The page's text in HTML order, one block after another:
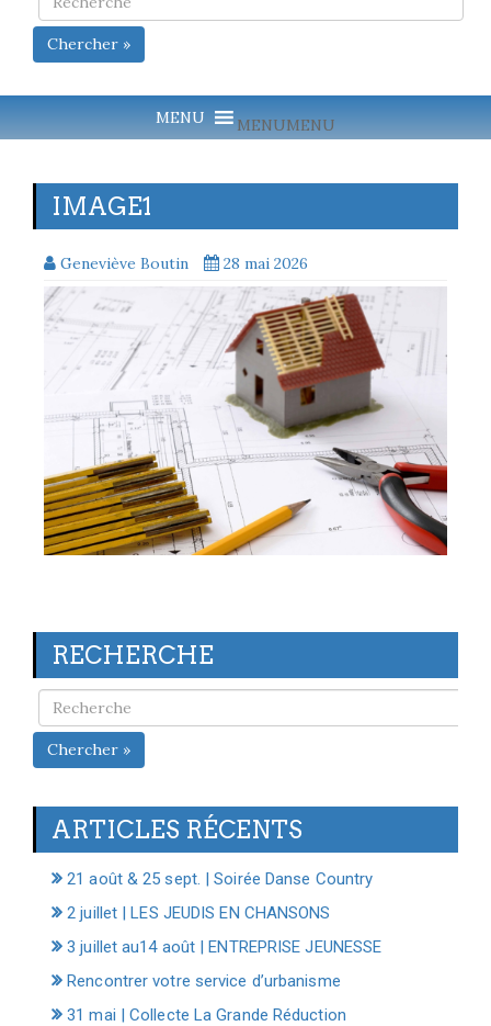
Chercher »
MENUMENU
IMAGE1
Geneviève Boutin 28 mai 2026
RECHERCHE
Chercher »
ARTICLES RÉCENTS
21 août & 25 sept. | Soirée Danse Country
2 juillet | LES JEUDIS EN CHANSONS
3 juillet au14 août | ENTREPRISE JEUNESSE
Rencontrer votre service d’urbanisme
31 mai | Collecte La Grande Réduction